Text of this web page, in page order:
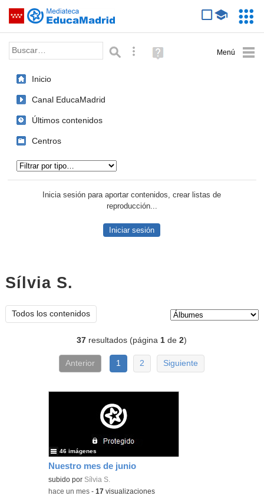
Saltar navegación
Palabra o frase: Búsqueda avanzada
Ayuda
(en
Inicio
Canal EducaMadrid
Últimos contenidos
Centros
Inicia sesión para aportar contenidos, crear listas de
reproducción...
Iniciar sesión
Sílvia S.
Todos los contenidos
37 resultados (página1 de2)
Anterior 1 2 Siguiente
Nuestro mes de junio
subido por Sílvia S.
46 imágenes
-hace un mes -17 visualizaciones